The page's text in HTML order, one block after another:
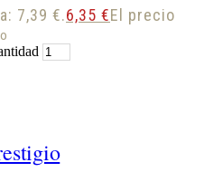
7,39 €.6,35 €El precio